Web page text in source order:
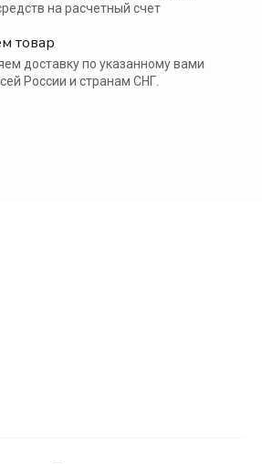
на расчетный счет
товар
доставку по указанному вами
России и странам СНГ.